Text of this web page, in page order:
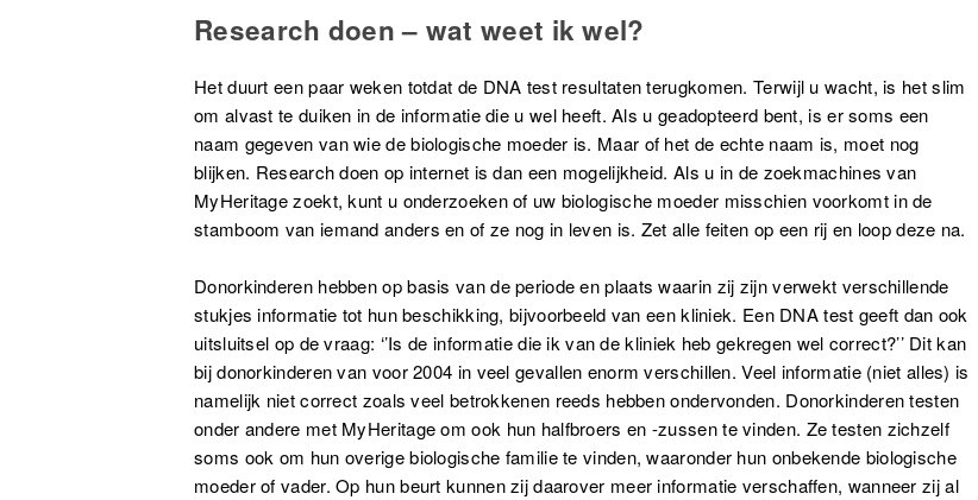
Research doen – wat weet ik wel?
Het duurt een paar weken totdat de DNA test resultaten terugkomen. Terwijl u wacht, is het slim
om alvast te duiken in de informatie die u wel heeft. Als u geadopteerd bent, is er soms een
naam gegeven van wie de biologische moeder is. Maar of het de echte naam is, moet nog
blijken. Research doen op internet is dan een mogelijkheid. Als u in de zoekmachines van
MyHeritage zoekt, kunt u onderzoeken of uw biologische moeder misschien voorkomt in de
stamboom van iemand anders en of ze nog in leven is. Zet alle feiten op een rij en loop deze na.
Donorkinderen hebben op basis van de periode en plaats waarin zij zijn verwekt verschillende
stukjes informatie tot hun beschikking, bijvoorbeeld van een kliniek. Een DNA test geeft dan ook
uitsluitsel op de vraag: ‘’Is de informatie die ik van de kliniek heb gekregen wel correct?’’ Dit kan
bij donorkinderen van voor 2004 in veel gevallen enorm verschillen. Veel informatie (niet alles) is
namelijk niet correct zoals veel betrokkenen reeds hebben ondervonden. Donorkinderen testen
onder andere met MyHeritage om ook hun halfbroers en -zussen te vinden. Ze testen zichzelf
soms ook om hun overige biologische familie te vinden, waaronder hun onbekende biologische
moeder of vader. Op hun beurt kunnen zij daarover meer informatie verschaffen, wanneer zij al